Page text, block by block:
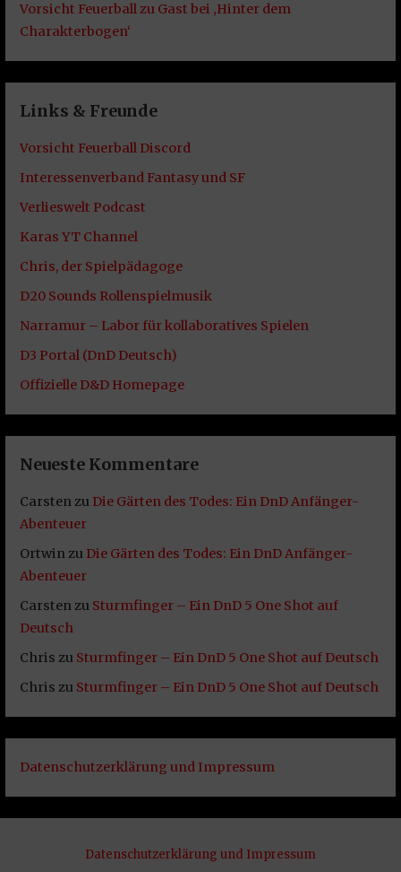
Vorsicht Feuerball zu Gast bei ‚Hinter dem
Charakterbogen‘
Links & Freunde
Vorsicht Feuerball Discord
Interessenverband Fantasy und SF
Verlieswelt Podcast
Karas YT Channel
Chris, der Spielpädagoge
D20 Sounds Rollenspielmusik
Narramur – Labor für kollaboratives Spielen
D3 Portal (DnD Deutsch)
Offizielle D&D Homepage
Neueste Kommentare
Carstenzu Die Gärten des Todes: Ein DnD Anfänger-
Abenteuer
Ortwinzu Die Gärten des Todes: Ein DnD Anfänger-
Abenteuer
Carstenzu Sturmfinger – Ein DnD 5 One Shot auf
Deutsch
Chris zu Sturmfinger – Ein DnD 5 One Shot auf Deutsch
Chris zu Sturmfinger – Ein DnD 5 One Shot auf Deutsch
Datenschutzerklärung und Impressum
Datenschutzerklärung und Impressum